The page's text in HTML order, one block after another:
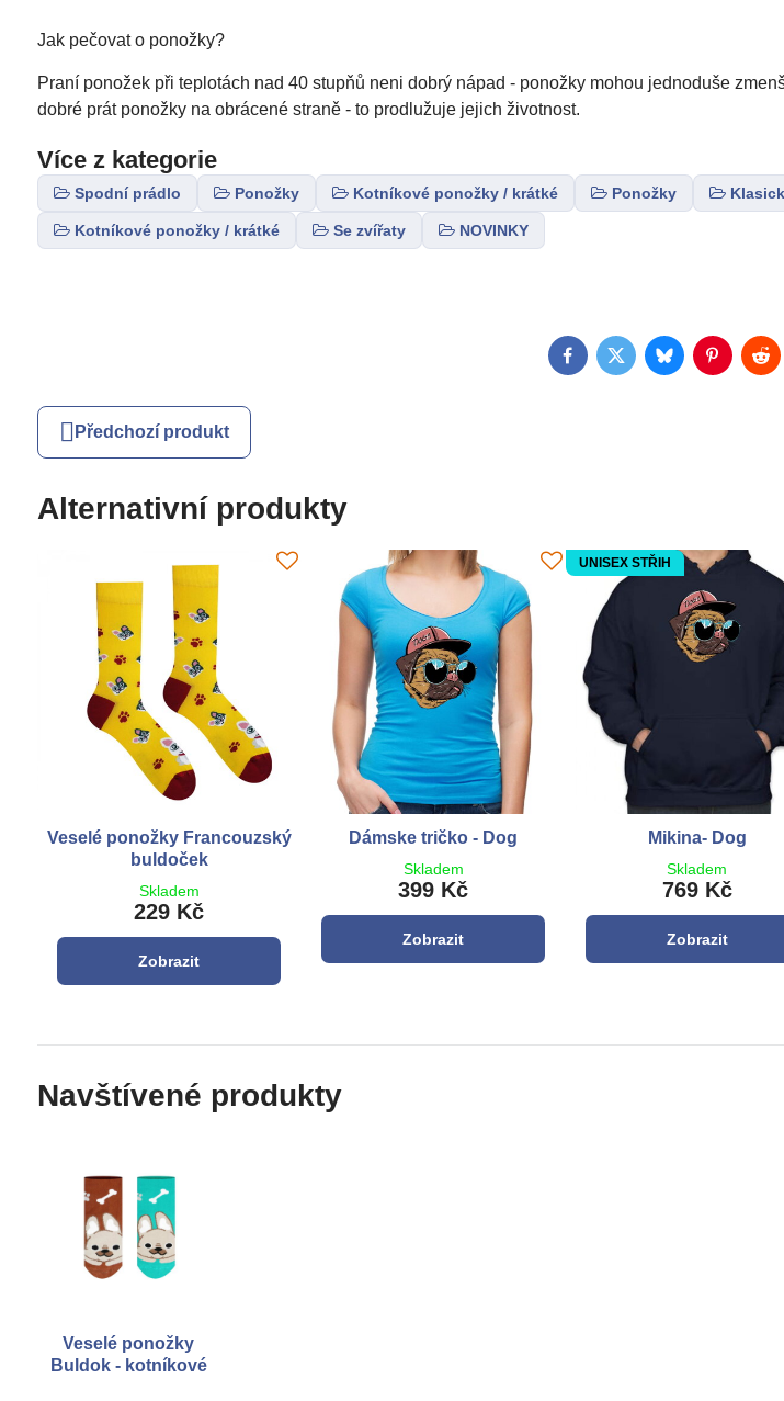
Jak pečovat o ponožky?
Praní ponožek při teplotách nad 40 stupňů neni dobrý nápad - ponožky mohou jednoduše
dobré prát ponožky na obrácené straně - to prodlužuje jejich životnost.
Více z kategorie
Spodní prádlo Ponožky Kotníkové ponožky / krátké Ponožky
Kotníkové ponožky / krátké Se zvířaty NOVINKY
FacebookTwitterBlueskyPinterest
Předchozí produkt
Alternativní produkty
Veselé ponožky Francouzský
buldoček
Skladem
229 Kč
Zobrazit
Dámske tričko - Dog
Skladem
399 Kč
Zobrazit
UNISEX STŘIH
Mikina- Dog
Skladem
769 Kč
Zobrazit
Navštívené produkty
Veselé ponožky
Buldok - kotníkové